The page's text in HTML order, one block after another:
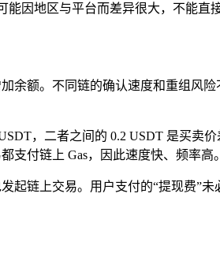
因地区与平台而差异很大，不能直
余额。不同链的确认速度和重组风
，二者之间的 0.2 USDT 是买卖
付链上 Gas，因此速度快、频率高。
链上交易。用户支付的“提现费”